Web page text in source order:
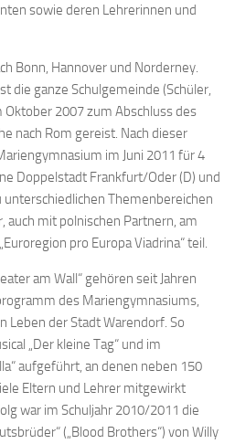
sowie deren Lehrerinnen und
Bonn, Hannover und Norderney.
die ganze Schulgemeinde (Schüler,
Oktober 2007 zum Abschluss des
nach Rom gereist. Nach dieser
im Juni 2011 für 4
Doppelstadt Frankfurt/Oder (D) und
unterschiedlichen Themenbereichen
auch mit polnischen Partnern, am
pro Europa Viadrina“ teil.
am Wall“ gehören seit Jahren
des Mariengymnasiums,
Leben der Stadt Warendorf. So
„Der kleine Tag“ und im
aufgeführt, an denen neben 150
Eltern und Lehrer mitgewirkt
war im Schuljahr 2010/2011 die
(„Blood Brothers“) von Willy